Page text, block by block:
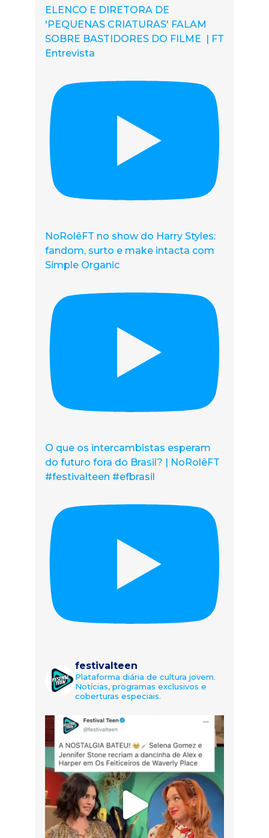
ELENCO E DIRETORA DE
'PEQUENAS CRIATURAS' FALAM
SOBRE BASTIDORES DO FILME | FT
Entrevista
NoRolêFT no show do Harry Styles:
fandom, surto e make intacta com
Simple Organic
O que os intercambistas esperam
do futuro fora do Brasil? | NoRolêFT
#festivalteen #efbrasil
festivalteen
Plataforma diária de cultura jovem.
Notícias, programas exclusivos e
coberturas especiais.